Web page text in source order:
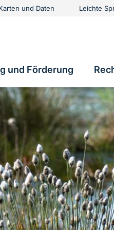
und Daten Leichte
und Förderung